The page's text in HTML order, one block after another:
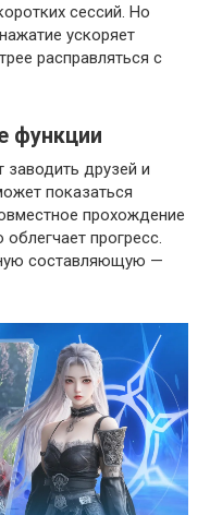
сессий. Но
ускоряет
расправляться с
функции
друзей и
показаться
прохождение
прогресс.
составляющую —